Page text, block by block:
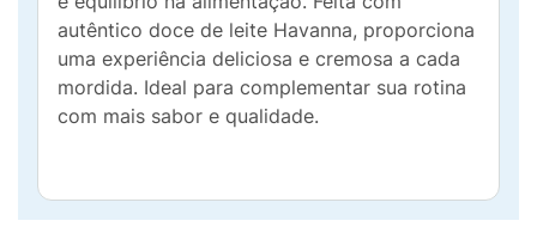
autêntico doce de leite Havanna, proporciona
uma experiência deliciosa e cremosa a cada
mordida. Ideal para complementar sua rotina
com mais sabor e qualidade.